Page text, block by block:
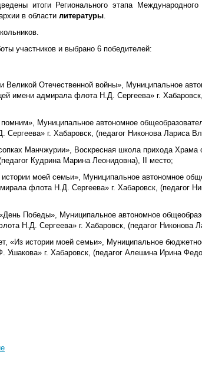
итоги Регионального этапа Международного
в области литературы.
участников и выбрано 6 победителей:
Великой Отечественной войны», Муниципальное
имени адмирала флота Н.Д. Сергеева» г.
Муниципальное автономное
г. Хабаровск, (педагог Никонова Лариса
Манчжурии», Воскресная школа прихода Храма
Кудрина Марина Леонидовна), II место;
моей семьи», Муниципальное автономное
флота Н.Д. Сергеева» г. Хабаровск, (педагог
Победы», Муниципальное автономное
Н.Д. Сергеева» г. Хабаровск, (педагог Никонова
«Из истории моей семьи», Муниципальное
г. Хабаровск, (педагог Алешина Ирина